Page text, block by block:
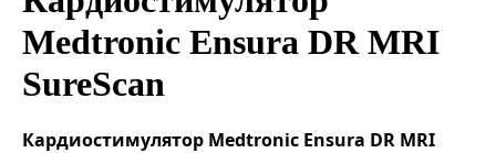
Medtronic Ensura DR MRI
SureScan
Кардиостимулятор Medtronic Ensura DR MRI